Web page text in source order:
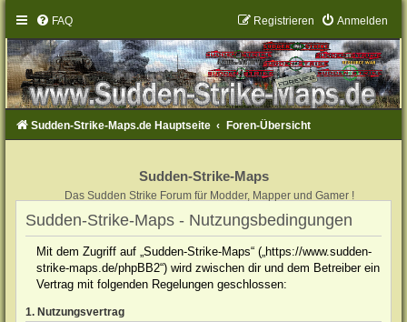
FAQ Anmelden
Registrieren
Sudden-Strike-Maps.de Hauptseite Foren-Übersicht
Sudden-Strike-Maps
Das Sudden Strike Forum für Modder, Mapper und Gamer !
Sudden-Strike-Maps - Nutzungsbedingungen
Mit dem Zugriff auf „Sudden-Strike-Maps“ („https://www.sudden-
strike-maps.de/phpBB2“) wird zwischen dir und dem Betreiber ein
Vertrag mit folgenden Regelungen geschlossen:
1. Nutzungsvertrag